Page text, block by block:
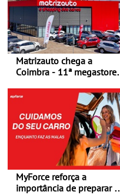
Matrizauto chega a
Coimbra - 11ª megastore
na Região Centro
MyForce reforça a
importância de preparar o